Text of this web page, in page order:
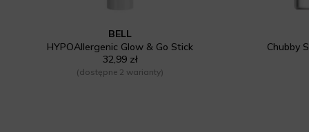
BELL
HYPOAllergenic Glow & Go Stick
32,99 zł
(dostępne 2 warianty)
Chubby